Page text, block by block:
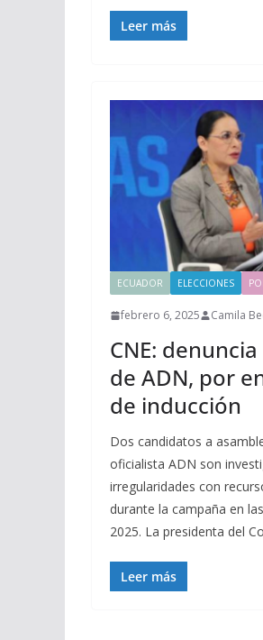
Leer más
ECUADOR ELECCIONES
febrero 6, 2025 Camila
CNE:
de ADN, por
de inducción
Dos candidatos a
oficialista ADN son
irregularidades con
durante la campaña en
2025. La presidenta del
Leer más